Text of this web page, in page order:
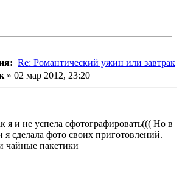
Re: Романтический ужин или завтрак
» 02 мар 2012, 23:20
я и не успела сфотографировать((( Но в
я сделала фото своих приготовлений.
чайные пакетики